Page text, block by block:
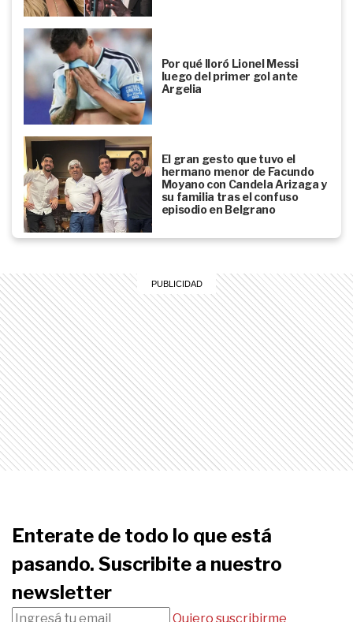
Por qué lloró Lionel Messi
luego del primer gol ante
Argelia
El gran gesto que tuvo el
hermano menor de Facundo
Moyano con Candela Arizaga y
su familia tras el confuso
episodio en Belgrano
Enterate de todo lo que está
pasando. Suscribite a nuestro
newsletter
Quiero suscribirme